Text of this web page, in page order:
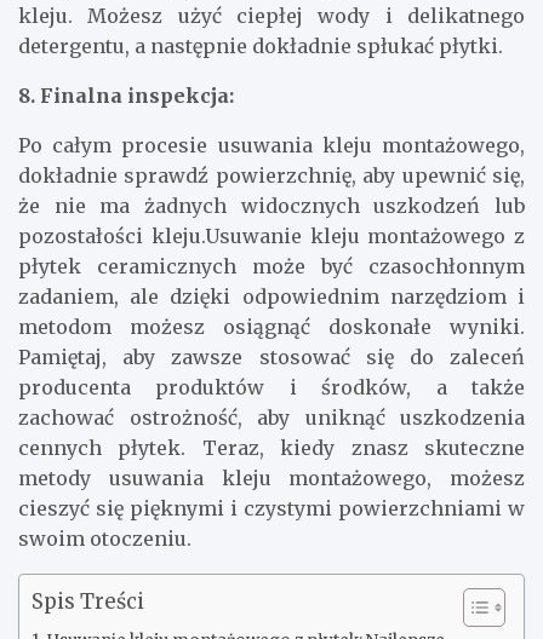
kleju. Możesz użyć ciepłej wody i delikatnego
detergentu, a następnie dokładnie spłukać płytki.
8. Finalna inspekcja:
Po całym procesie usuwania kleju montażowego,
dokładnie sprawdź powierzchnię, aby upewnić się,
że nie ma żadnych widocznych uszkodzeń lub
pozostałości kleju.Usuwanie kleju montażowego z
płytek ceramicznych może być czasochłonnym
zadaniem, ale dzięki odpowiednim narzędziom i
metodom możesz osiągnąć doskonałe wyniki.
Pamiętaj, aby zawsze stosować się do zaleceń
producenta produktów i środków, a także
zachować ostrożność, aby uniknąć uszkodzenia
cennych płytek. Teraz, kiedy znasz skuteczne
metody usuwania kleju montażowego, możesz
cieszyć się pięknymi i czystymi powierzchniami w
swoim otoczeniu.
Spis Treści